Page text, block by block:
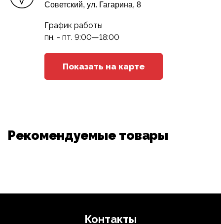
Советский, ул. Гагарина, 8
График работы
пн. - пт. 9:00—18:00
Показать на карте
Рекомендуемые товары
Контакты